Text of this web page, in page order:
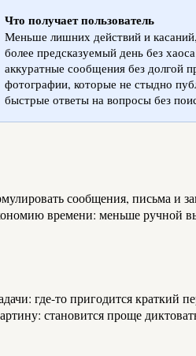
Что получает пользователь
Меньше лишних действий и касаний,
более предсказуемый день без
аккуратные сообщения без долгой
фотографии, которые не стыдно
быстрые ответы на вопросы без
сообщения, письма и
времени: меньше
где-то пригодится краткий
становится проще